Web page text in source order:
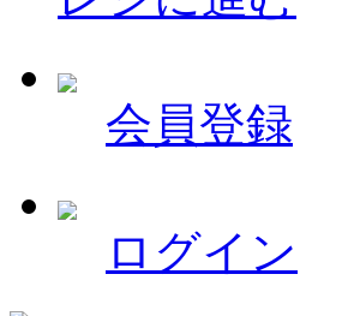
会員登録
ログイン